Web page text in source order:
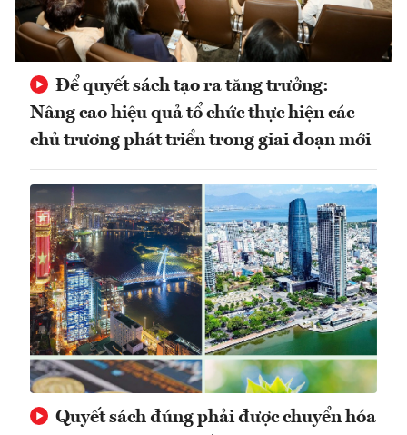
Để quyết sách tạo ra tăng trưởng:
Nâng cao hiệu quả tổ chức thực hiện các
chủ trương phát triển trong giai đoạn mới
Quyết sách đúng phải được chuyển hóa